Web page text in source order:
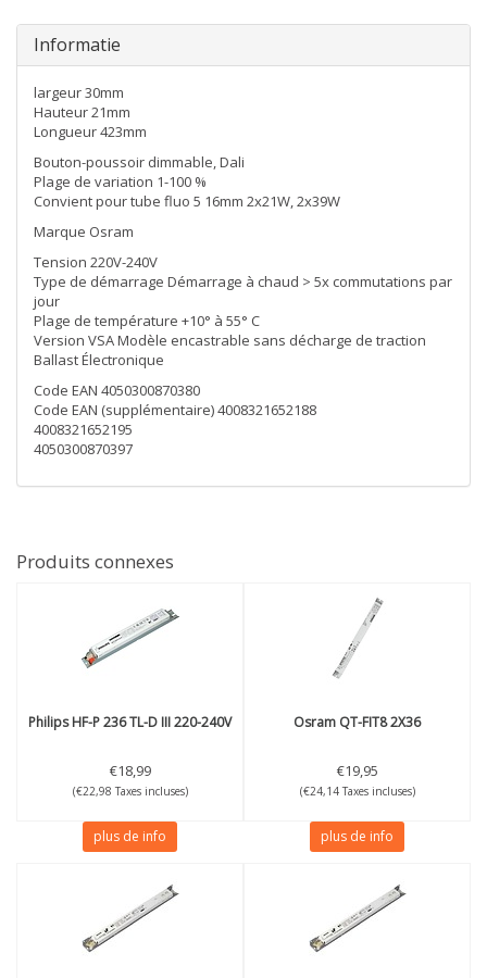
Informatie
largeur 30mm
Hauteur 21mm
Longueur 423mm
Bouton-poussoir dimmable, Dali
Plage de variation 1-100 %
Convient pour tube fluo 5 16mm 2x21W, 2x39W
Marque Osram
Tension 220V-240V
Type de démarrage Démarrage à chaud > 5x commutations par
jour
Plage de température +10° à 55° C
Version VSA Modèle encastrable sans décharge de traction
Ballast Électronique
Code EAN 4050300870380
Code EAN (supplémentaire) 4008321652188
4008321652195
4050300870397
Produits connexes
PhilipsHF-P 236 TL-D III 220-240V
€18,99
(€22,98 Taxes incluses)
plus de info
Osram QT-FIT8 2X36
€19,95
(€24,14 Taxes incluses)
plus de info